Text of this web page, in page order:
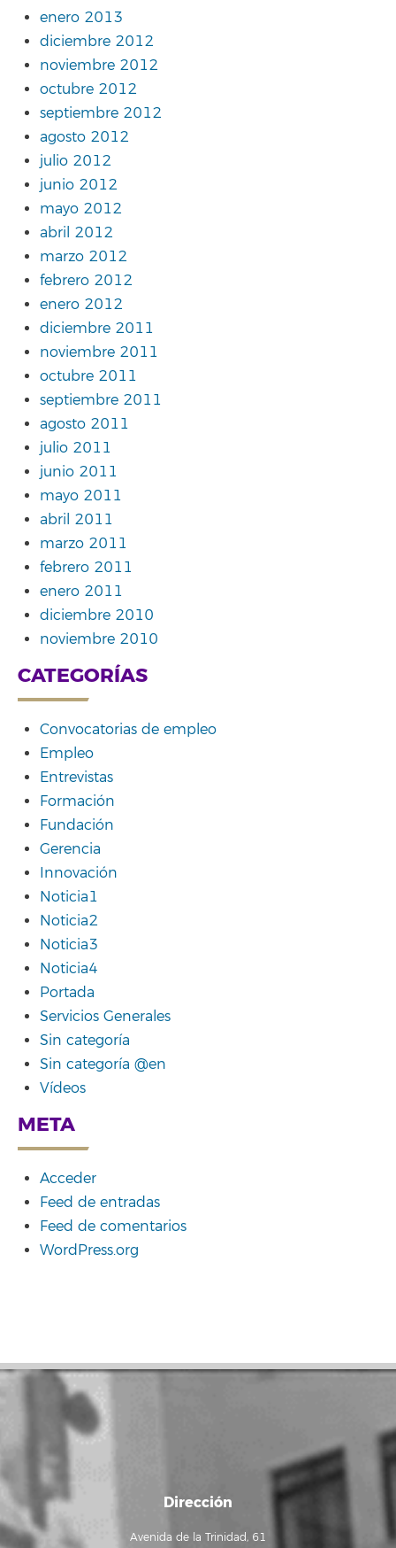
enero 2013
diciembre 2012
noviembre 2012
octubre 2012
septiembre 2012
agosto 2012
julio 2012
junio 2012
mayo 2012
abril 2012
marzo 2012
febrero 2012
enero 2012
diciembre 2011
noviembre 2011
octubre 2011
septiembre 2011
agosto 2011
julio 2011
junio 2011
mayo 2011
abril 2011
marzo 2011
febrero 2011
enero 2011
diciembre 2010
noviembre 2010
CATEGORÍAS
Convocatorias de empleo
Empleo
Entrevistas
Formación
Fundación
Gerencia
Innovación
Noticia1
Noticia2
Noticia3
Noticia4
Portada
Servicios Generales
Sin categoría
Sin categoría @en
Vídeos
META
Acceder
Feed de entradas
Feed de comentarios
WordPress.org
Dirección
Avenida de la Trinidad, 61